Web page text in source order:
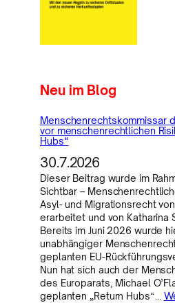
Neu im Blog
Menschenrechtskommissar
vor menschenrechtlichen
Hubs“
30.7.2026
Dieser Beitrag wurde im
Sichtbar –
Asyl- und Migrationsrecht
erarbeitet und von Katharina
Bereits im Juni 2026 wurde
unabhängiger
geplanten EU-
Nun hat sich auch der
des Europarats, Michael
geplanten „Return Hubs“…